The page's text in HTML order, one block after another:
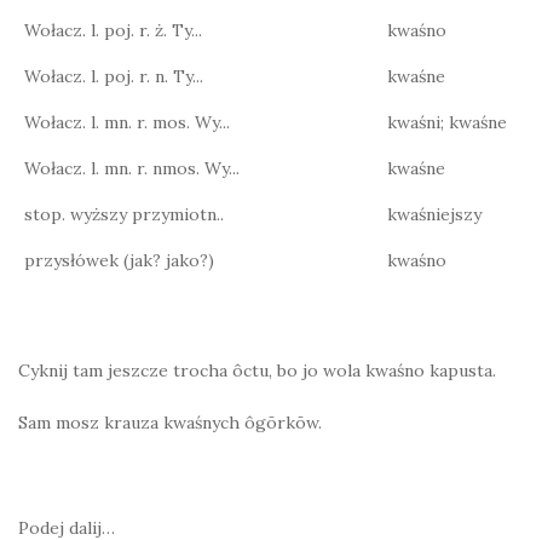
Wołacz. l. poj. r. ż. Ty... kwaśno
Wołacz. l. poj. r. n. Ty... kwaśne
Wołacz. l. mn. r. mos. Wy... kwaśni; kwaśne
Wołacz. l. mn. r. nmos. Wy... kwaśne
stop. wyższy przymiotn.. kwaśniejszy
przysłówek (jak? jako?) kwaśno
Cyknij tam jeszcze trocha ôctu, bo jo wola kwaśno kapusta.
Sam mosz krauza kwaśnych ôgōrkōw.
Podej dalij…